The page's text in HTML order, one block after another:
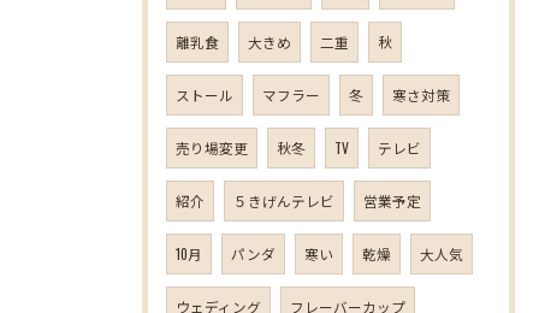
離乳食 大きめ 二重 秋
ストール マフラー 冬 寒さ対策
売り場変更 秋冬 TV テレビ
紹介 ５きげんテレビ 営業予定
10月 パンダ 寒い 乾燥 大人気
ウェディング フレーバーカップ